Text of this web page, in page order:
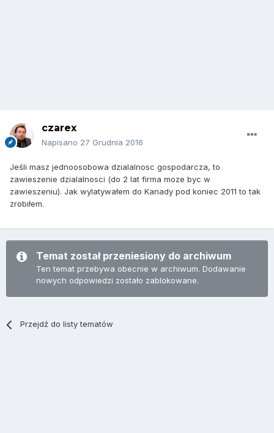
czarex
Napisano 27 Grudnia 2016
Jeśli masz jednoosobowa dzialalnosc gospodarcza, to
zawieszenie dzialalnosci (do 2 lat firma moze byc w
zawieszeniu). Jak wylatywałem do Kanady pod koniec 2011 to tak
zrobiłem.
Temat został przeniesiony do archiwum
Ten temat przebywa obecnie w archiwum. Dodawanie
nowych odpowiedzi zostało zablokowane.
Przejdź do listy tematów